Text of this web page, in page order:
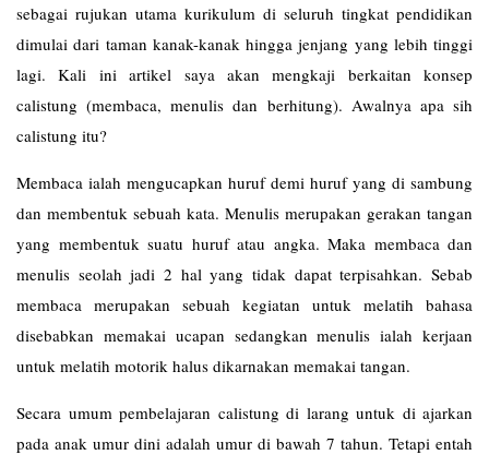
sebagai rujukan utama kurikulum di seluruh tingkat pendidikan
dimulai dari taman kanak-kanak hingga jenjang yang lebih tinggi
lagi. Kali ini artikel saya akan mengkaji berkaitan konsep
calistung (membaca, menulis dan berhitung). Awalnya apa sih
calistung itu?
Membaca ialah mengucapkan huruf demi huruf yang di sambung
dan membentuk sebuah kata. Menulis merupakan gerakan tangan
yang membentuk suatu huruf atau angka. Maka membaca dan
menulis seolah jadi 2 hal yang tidak dapat terpisahkan. Sebab
membaca merupakan sebuah kegiatan untuk melatih bahasa
disebabkan memakai ucapan sedangkan menulis ialah kerjaan
untuk melatih motorik halus dikarnakan memakai tangan.
Secara umum pembelajaran calistung di larang untuk di ajarkan
pada anak umur dini adalah umur di bawah 7 tahun. Tetapi entah